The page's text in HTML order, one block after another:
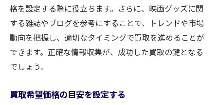
格を設定する際に役立ちます。さらに、映画グッズに関
する雑誌やブログを参考にすることで、トレンドや市場
動向を把握し、適切なタイミングで買取を進めることが
できます。正確な情報収集が、成功した買取の鍵となる
でしょう。
買取希望価格の目安を設定する